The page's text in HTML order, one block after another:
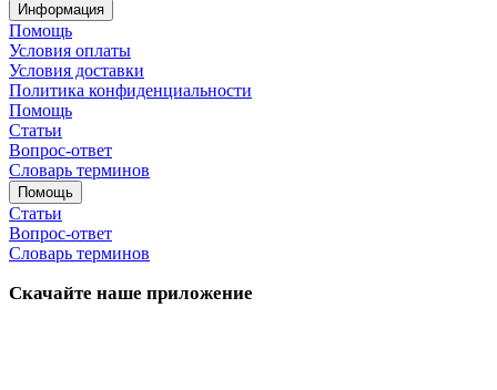
Информация
Помощь
Условия оплаты
Условия доставки
Политика конфиденциальности
Помощь
Статьи
Вопрос-ответ
Словарь терминов
Помощь
Статьи
Вопрос-ответ
Словарь терминов
Скачайте наше приложение